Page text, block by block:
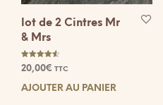
lot de 2 Cintres Mr
& Mrs
Note
4.50
20,00€ TTC
AJOUTER AU PANIER